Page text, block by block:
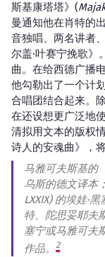
斯基康塔塔》(
曼通知他在肖特的
音独唱、两名讲者
尔盖·叶赛宁挽歌》
曲。在给西德广播
他勾勒出了一个计
合唱团结合起来。
在还设想更广泛地
清拟用文本的版权
诗人的安魂曲》，
马雅可夫斯基的
乌斯的德文译本
LXXIX) 的埃娃·
特、陀思妥耶夫
塞宁或马雅可夫
作品。
2